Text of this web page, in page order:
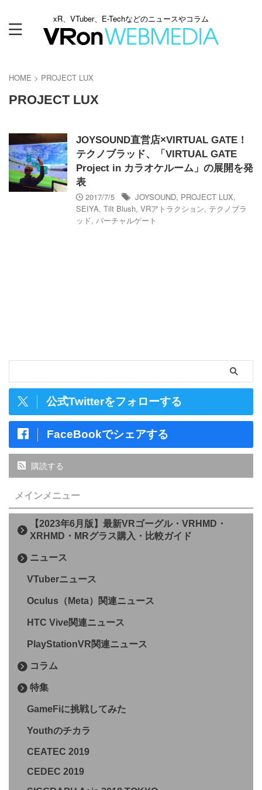
xR、VTuber、E-Techなどのニュースやコラム
HOME > PROJECT LUX
PROJECT LUX
JOYSOUND直営店×VIRTUAL GATE！
テクノブラッド、「VIRTUAL GATE
Project in カラオケルーム」の展開を発
表
2017/7/5
JOYSOUND, PROJECT LUX,
SEIYA, Tilt Blush, VRアトラクション, テクノブラ
ッド, バーチャルゲート
公式Twitterをフォローする
FaceBookでシェアする
購読する
メインメニュー
【2023年6月版】最新VRゴーグル・VRHMD・
XRHMD・MRグラス購入・比較ガイド
ニュース
VTuberニュース
Oculus（Meta）関連ニュース
HTC Vive関連ニュース
PlayStationVR関連ニュース
コラム
特集
GameFiに挑戦してみた
Youthのチカラ
CEATEC 2019
CEDEC 2019